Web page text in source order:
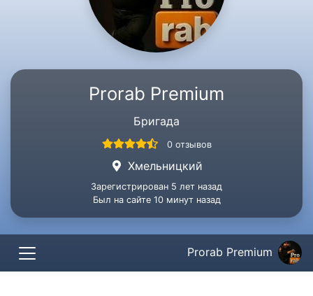
Prorab Premium
Бригада
0 отзывов
Хмельницкий
Зарегистрирован 5 лет назад
Был на сайте 10 минут назад
Prorab Premium